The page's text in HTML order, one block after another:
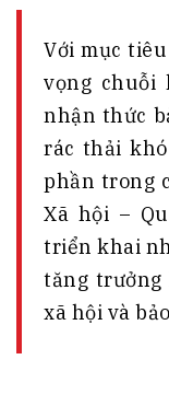
Với mục
vọng chuỗi
nhận thức
rác thải
phần trong
Xã hội –
triển khai
tăng
xã hội và